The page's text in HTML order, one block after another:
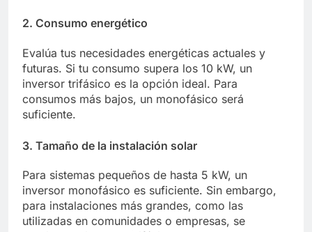
2. Consumo energético
Evalúa tus necesidades energéticas actuales y
futuras. Si tu consumo supera los 10 kW, un
inversor trifásico es la opción ideal. Para
consumos más bajos, un monofásico será
suficiente.
3. Tamaño de la instalación solar
Para sistemas pequeños de hasta 5 kW, un
inversor monofásico es suficiente. Sin embargo,
para instalaciones más grandes, como las
utilizadas en comunidades o empresas, se